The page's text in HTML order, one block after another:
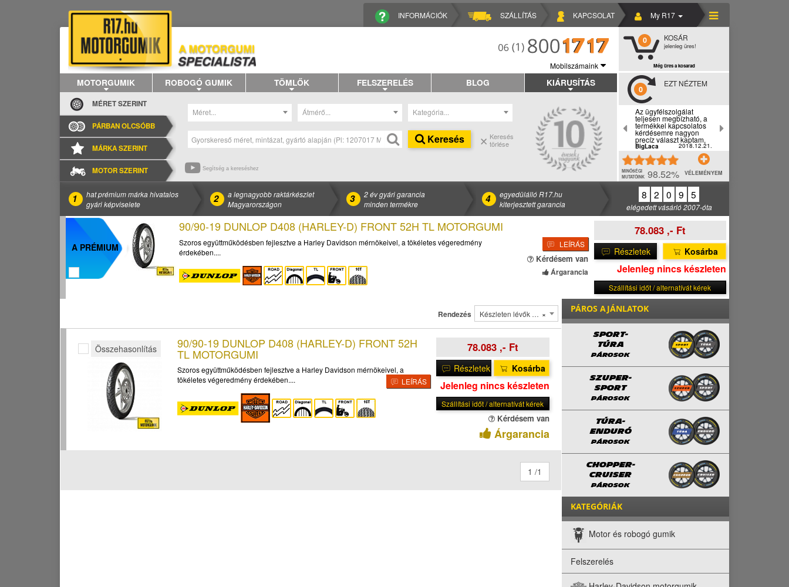
INFORMÁCIÓK SZÁLLÍTÁS KAPCSOLAT My R17
Mobilszámaink
MOTORGUMIK ROBOGÓ GUMIK TÖMLŐK FELSZERELÉS BLOG KIÁRUSÍTÁS
MÉRET SZERINT
PÁRBAN OLCSÓBB
MÁRKA SZERINT
MOTOR SZERINT
Méret... Átmérő... Kategória...
Keresés
Keresés
törlése
Segítség a kereséshez
0 KOSÁR
jelenleg üres!
Még üres a kosarad
0
EZT NÉZTEM
Az ügyfélszolgálat
teljesen megbízható, a
termékkel kapcsolatos
kérdésemre nagyon
precíz választ kaptam,
BigLaca 2018.12.21.
MINŐSÉGI
MUTATÓINK 98.52% VÉLEMÉNYEM
1
hat prémium márka hivatalos
gyári képviselete
2
a legnagyobb raktárkészlet
Magyarországon
3
2 év gyári garancia
minden termékre
4
egyedülálló R17.hu
kiterjesztett garancia
8 2 0 9 5
elégedett vásárló 2007-óta
A PRÉMIUM
90/90-19 DUNLOP D408 (HARLEY-D) FRONT 52H TL MOTORGUMI
Szoros együttműködésben fejlesztve a Harley Davidson mérnökeivel, a tökéletes végeredmény
érdekében....
LEÍRÁS
Kérdésem van
Árgarancia
78.083 ,- Ft
Részletek Kosárba
Jelenleg nincs készleten
Szállítási időt / alternatívát kérek
Rendezés ×
Készleten lévők elöl
Összehasonlítás 90/90-19 DUNLOP D408 (HARLEY-D) FRONT 52H
TL MOTORGUMI
Szoros együttműködésben fejlesztve a Harley Davidson mérnökeivel, a
tökéletes végeredmény érdekében....
LEÍRÁS
78.083 ,- Ft
Részletek Kosárba
Jelenleg nincs készleten
Szállítási időt / alternatívát kérek
Kérdésem van
Árgarancia
1 /1
PÁROS AJÁNLATOK
SPORT-
TÚRA
PÁROSOK
SZUPER-
SPORT
PÁROSOK
TÚRA-
ENDURÓ
PÁROSOK
CHOPPER-
CRUISER
PÁROSOK
KATEGÓRIÁK
Motor és robogó gumik
Felszerelés